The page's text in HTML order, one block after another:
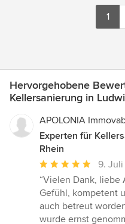
1
Hervorgehobene
Kellersanierung in
APOLONIA
Experten für
Rhein
Durchschnittliche
Bewertung:
5
von
5
9.
“Vielen Dank, liebe
Gefühl, kompetent
auch betreut
wurde ernst